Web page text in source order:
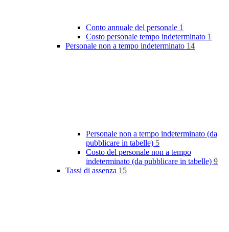
Conto annuale del personale 1
Costo personale tempo indeterminato 1
Personale non a tempo indeterminato 14
Personale non a tempo indeterminato (da
pubblicare in tabelle) 5
Costo del personale non a tempo
indeterminato (da pubblicare in tabelle) 9
Tassi di assenza 15